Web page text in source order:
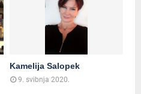
Kamelija Salopek
9. svibnja 2020.